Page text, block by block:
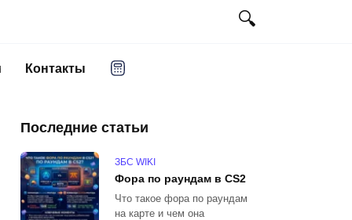
Контакты
Последние статьи
ЗБС WIKI
Фора по раундам в CS2
Что такое фора по раундам
на карте и чем она